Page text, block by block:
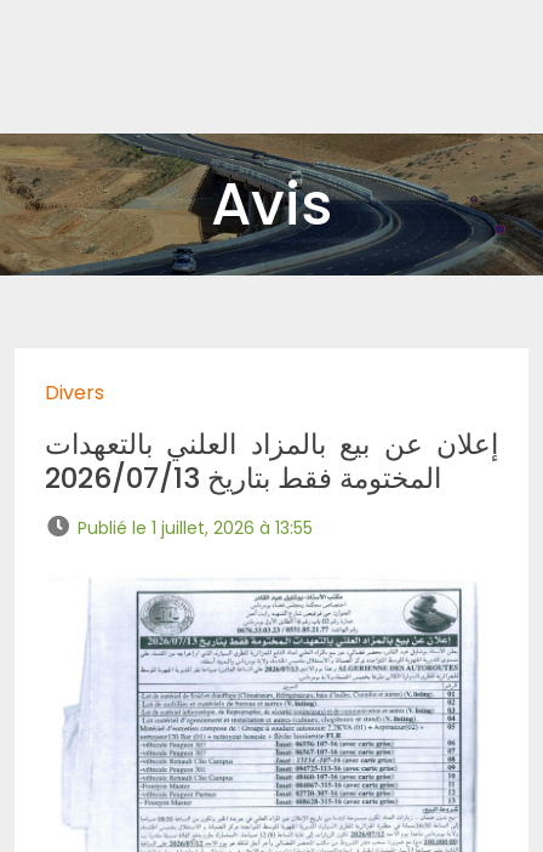
Avis
Divers
إعلان عن بيع بالمزاد العلني بالتعهدات
المختومة فقط بتاريخ 2026/07/13
Publié le 1 juillet, 2026 à 13:55